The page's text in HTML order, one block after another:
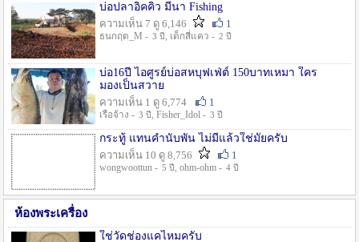
บ่อปลาอิคคิว มีนา Fishing
ความเห็น 7 ดู 6,146
1
ธนกฤต_M - 3 ปี , เด็กสี่แคว - 2 ปี
บ่อ16ปี ไอศูรย์บ่อสหบุฟเฟ่ต์ 150บาทเหมา ใคร
มองเป็นสวาย
ความเห็น 1 ดู 6,774
1
เรือจ้าง - 3 ปี , Fisher_Idol - 3 ปี
กระทู้ แทนคำนับพัน ไม่มีแล้วใช่มั๊ยครับ
ความเห็น 10 ดู 8,756
1
wongwoottun - 5 ปี , ohm-ohm - 4 ปี
ห้องพระเครื่อง
ใช่วัดช่องแคไหมครับ